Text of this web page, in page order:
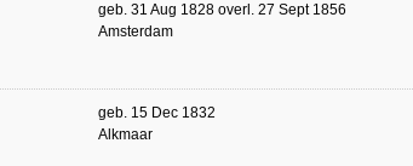
geb. 31 Aug 1828 overl. 27 Sept 1856
Amsterdam
geb. 15 Dec 1832
Alkmaar